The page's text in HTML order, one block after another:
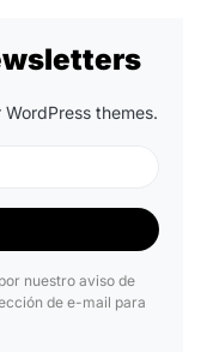
themes.
nuestro aviso de
de e-mail para